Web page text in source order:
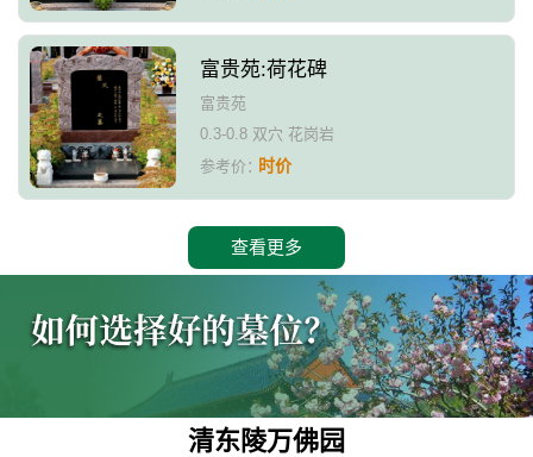
富贵苑:荷花碑
富贵苑
0.3-0.8 双穴 花岗岩
参考价：时价
查看更多
清东陵万佛园